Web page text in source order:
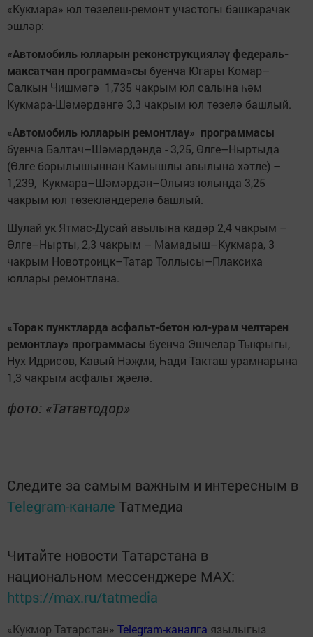
«Кукмара» юл төзелеш-ремонт участогы башкарачак
эшләр:
«Автомобиль юлларын реконструкцияләү федераль-
максатчан программа»сы буенча Югары Комар–
Салкын Чишмәгә 1,735 чакрым юл салына һәм
Кукмара-Шәмәрдәнгә 3,3 чакрым юл төзелә башлый.
«Автомобиль юлларын ремонтлау» программасы
буенча Балтач–Шәмәрдәндә - 3,25, Өлге–Ныртыда
(Өлге борылышыннан Камышлы авылына хәтле) –
1,239, Кукмара–Шәмәрдән–Олыяз юлында 3,25
чакрым юл төзекләндерелә башлый.
Шулай ук Ятмас-Дусай авылына кадәр 2,4 чакрым –
Өлге–Нырты, 2,3 чакрым – Мамадыш–Кукмара, 3
чакрым Новотроицк–Татар Толлысы–Плаксиха
юллары ремонтлана.
«Торак пунктларда асфальт-бетон юл-урам челтәрен
ремонтлау» программасы буенча Эшчеләр Тыкрыгы,
Нух Идрисов, Кавый Нәҗми, Һади Такташ урамнарына
1,3 чакрым асфальт җәелә.
фото: «Татавтодор»
Следите за самым важным и интересным в
Telegram-канале Татмедиа
Читайте новости Татарстана в
национальном мессенджере MАХ:
https://max.ru/tatmedia
«Кукмор Татарстан» Telegram-каналга язылыгыз